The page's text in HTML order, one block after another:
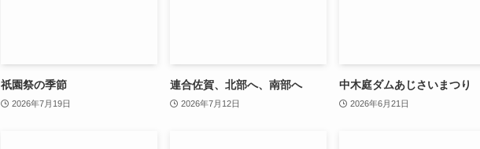
祇園祭の季節
2026年7月19日
連合佐賀、北部へ、南部へ
2026年7月12日
中木庭ダムあじさいまつり
2026年6月21日